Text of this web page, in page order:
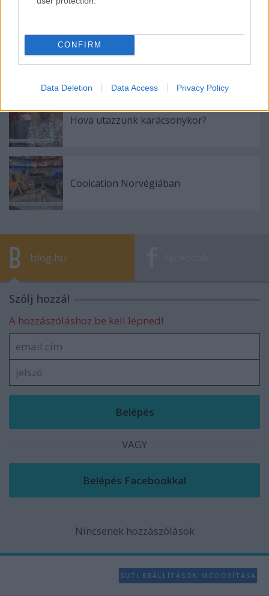
CONFIRM
Data Deletion Data Access Privacy Policy
Hova utazzunk karácsonykor?
Coolcation Norvégiában
blog.hu
Szólj hozzá!
A hozzászóláshoz be kell lépned!
VAGY
Nincsenek hozzászólások
SÜTI BEÁLLÍTÁSOK MÓDOSÍTÁSA